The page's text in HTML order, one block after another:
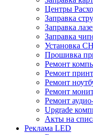
Центры
Заправка
Заправка
Заправка
Установка
Прошивка
Ремонт
Ремонт
Ремонт
Ремонт
Ремонт
Upgrade
Акты на
Реклама LED